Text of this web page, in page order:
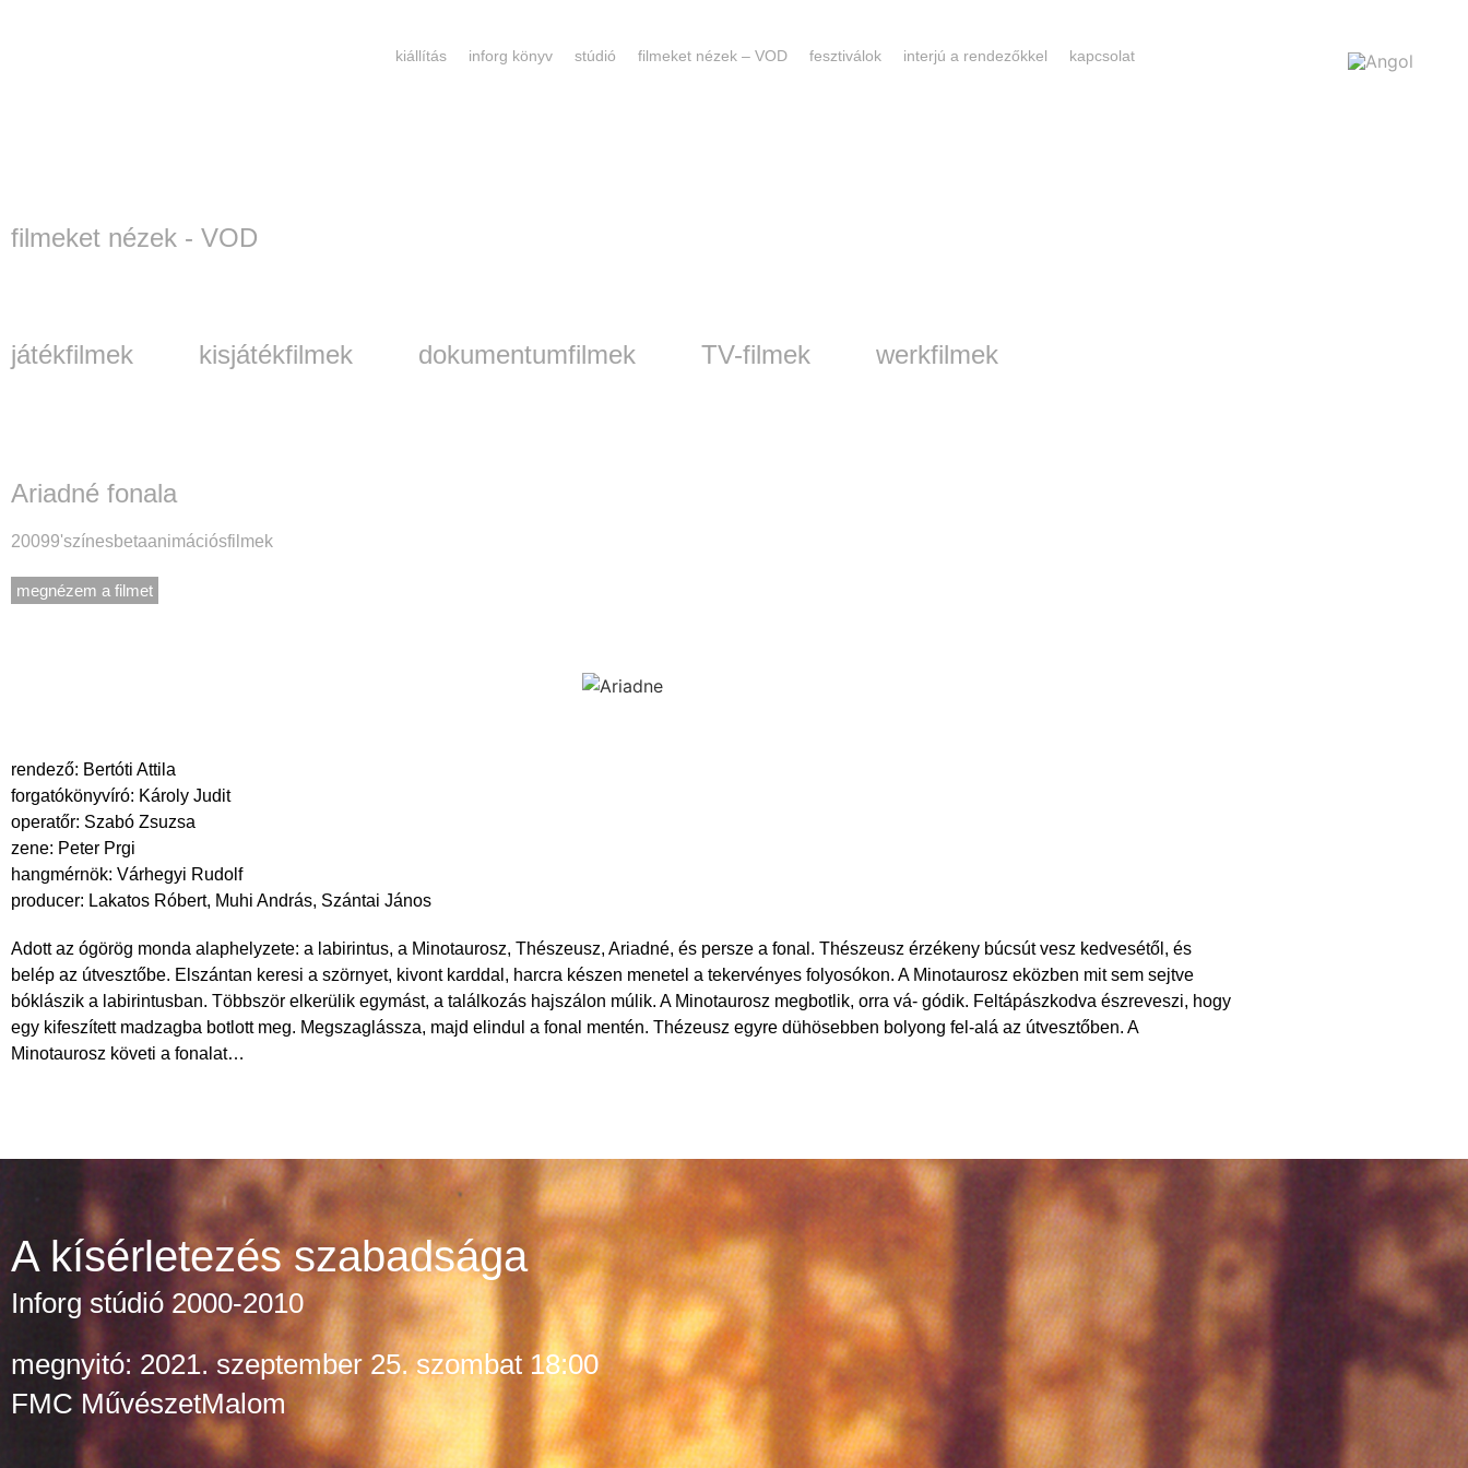
kiállítás inforg könyv stúdió filmeket nézek – VOD fesztiválok interjú a rendezőkkel kapcsolat
filmeket nézek - VOD
játékfilmek kisjátékfilmek dokumentumfilmek TV-filmek werkfilmek
Ariadné fonala
20099'színesbetaanimációsfilmek
megnézem a filmet
rendező: Bertóti Attila
forgatókönyvíró: Károly Judit
operatőr: Szabó Zsuzsa
zene: Peter Prgi
hangmérnök: Várhegyi Rudolf
producer: Lakatos Róbert, Muhi András, Szántai János
Adott az ógörög monda alaphelyzete: a labirintus, a Minotaurosz, Thészeusz, Ariadné, és persze a fonal. Thészeusz érzékeny búcsút vesz kedvesétől, és
belép az útvesztőbe. Elszántan keresi a szörnyet, kivont karddal, harcra készen menetel a tekervényes folyosókon. A Minotaurosz eközben mit sem sejtve
bóklászik a labirintusban. Többször elkerülik egymást, a találkozás hajszálon múlik. A Minotaurosz megbotlik, orra vá- gódik. Feltápászkodva észreveszi, hogy
egy kifeszített madzagba botlott meg. Megszaglássza, majd elindul a fonal mentén. Thézeusz egyre dühösebben bolyong fel-alá az útvesztőben. A
Minotaurosz követi a fonalat…
A kísérletezés szabadsága
Inforg stúdió 2000-2010
megnyitó: 2021. szeptember 25. szombat 18:00
FMC MűvészetMalom